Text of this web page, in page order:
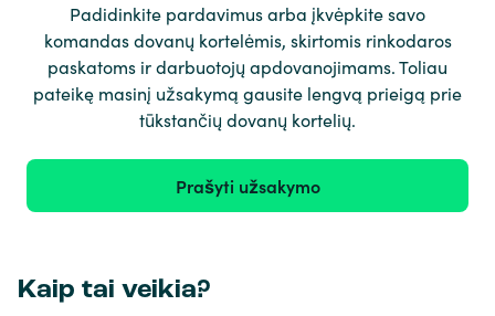
Padidinkite pardavimus arba įkvėpkite savo
komandas dovanų kortelėmis, skirtomis rinkodaros
paskatoms ir darbuotojų apdovanojimams. Toliau
pateikę masinį užsakymą gausite lengvą prieigą prie
tūkstančių dovanų kortelių.
Prašyti užsakymo
Kaip tai veikia?